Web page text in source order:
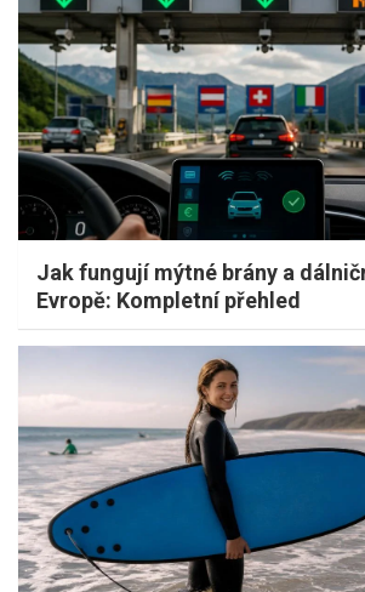
Jak fungují mýtné brány a
Evropě: Kompletní přehled